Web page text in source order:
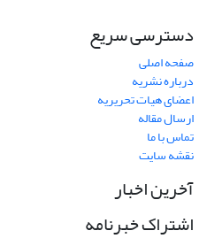
دسترسی سریع
صفحه اصلی
درباره نشریه
اعضای هیات تحریریه
ارسال مقاله
تماس با ما
نقشه سایت
آخرین اخبار
اشتراک خبرنامه